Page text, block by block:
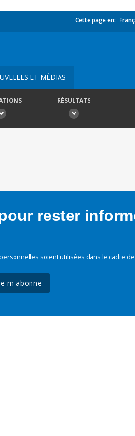
Cette page en:
ET MÉDIAS
RÉSULTATS
rester
soient utilisées dans le cadre
m'abonne